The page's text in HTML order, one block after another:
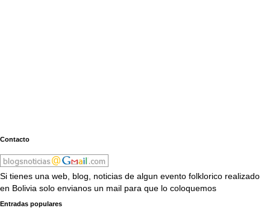
Contacto
Si tienes una web, blog, noticias de algun evento folklorico realizado
en Bolivia solo envianos un mail para que lo coloquemos
Entradas populares